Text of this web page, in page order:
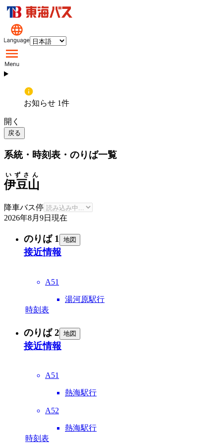
お知らせ 1件
開く
戻る
系統・時刻表・のりば一覧
伊豆山
いずさん
降車バス停
2026年8月9日 現在
のりば 1 地図
接近情報
A51
湯河原駅行
時刻表
のりば 2 地図
接近情報
A51
熱海駅行
A52
熱海駅行
時刻表